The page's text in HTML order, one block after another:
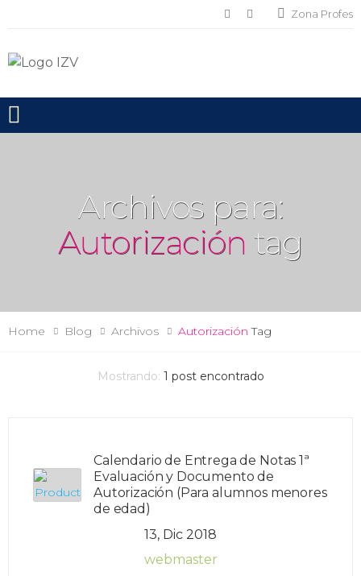
Zona Profes
Toggle mobile menu
Archivos para:
Autorización tag
Home Blog Archivos Autorización Tag
Mostrando: 1 post encontrado
Calendario de Entrega de Notas 1ª
Evaluación y Documento de
Autorización (Para alumnos menores
de edad)
13, Dic 2018
webmaster